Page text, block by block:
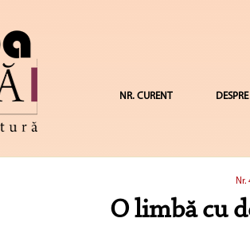
NR. CURENT
Nr.
O limbă cu